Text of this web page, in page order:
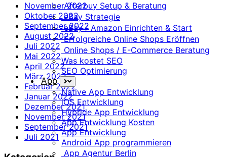
Afterbuy Setup & Beratung
eBay Strategie
eBay / Amazon Einrichten & Start
Erfolgreiche Online Shops Eröffnen
Online Shops / E-Commerce Beratung
Was kostet SEO
SEO Optimierung
App
Native App Entwicklung
iOS Entwicklung
Hybride App Entwicklung
App Entwicklung Kosten
App Entwicklung
Android App programmieren
App Agentur Berlin
November 2022
Oktober 2022
September 2022
August 2022
Juli 2022
Mai 2022
April 2022
März 2022
Februar 2022
Januar 2022
Dezember 2021
November 2021
September 2021
Juli 2021